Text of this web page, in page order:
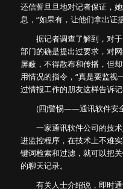
还信誓旦旦地对记者保证，
息，“如果有，让他们拿出证
据记者调查了解到，对于
部门的确是提出过要求，对
屏蔽，不得散布和传播，但
用情况的指令，“真是要监视
过情报工作的朋友这样告诉记
(四)警惕——通讯软件安
一家通讯软件公司的技术
进监控程序，在技术上不难
键词检索和过滤，就可以把
的聊天记录。
有关人士介绍说，即时通